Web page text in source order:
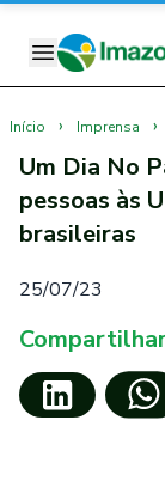
Início › Imprensa ›
Um Dia No
pessoas às
brasileiras
25/07/23